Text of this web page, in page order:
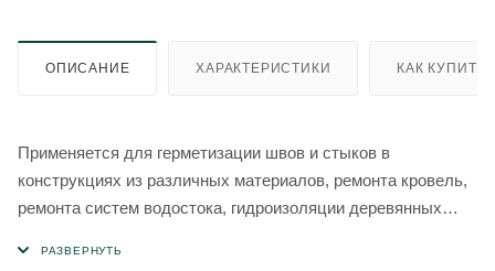
ОПИСАНИЕ ХАРАКТЕРИСТИКИ КАК КУПИТЬ
Применяется для герметизации швов и стыков в
конструкциях из различных материалов, ремонта кровель,
ремонта систем водостока, гидроизоляции деревянных